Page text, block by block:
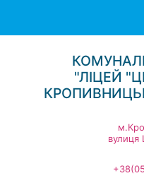
"ЛІЦЕЙ
вулиця